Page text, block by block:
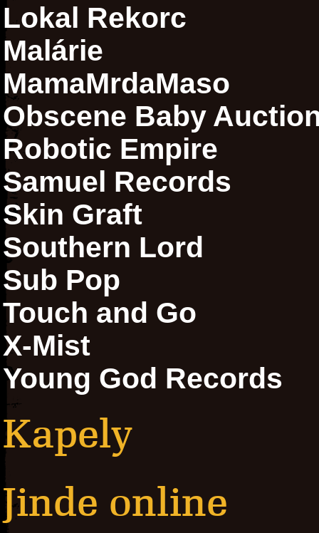
Lokal Rekorc
Malárie
MamaMrdaMaso
Obscene Baby
Robotic Empire
Samuel Records
Skin Graft
Southern Lord
Sub Pop
Touch and Go
X-Mist
Young God Records
Kapely
Jinde online